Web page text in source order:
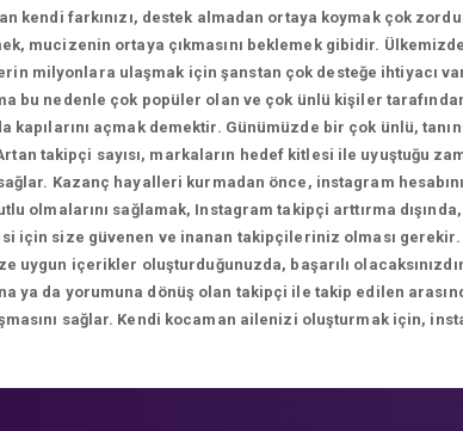
kendi farkınızı, destek almadan ortaya koymak çok
mucizenin ortaya çıkmasını beklemek gibidir.
milyonlara ulaşmak için şanstan çok desteğe ihtiyacı
bu nedenle çok popüler olan ve çok ünlü kişiler
kapılarını açmak demektir. Günümüzde bir çok ünlü,
takipçi sayısı, markaların hedef kitlesi ile uyuştuğu
Kazanç hayalleri kurmadan önce, instagram
olmalarını sağlamak, Instagram takipçi arttırma
için size güvenen ve inanan takipçileriniz olması
uygun içerikler oluşturduğunuzda, başarılı
ya da yorumuna dönüş olan takipçi ile takip edilen
sağlar. Kendi kocaman ailenizi oluşturmak için,